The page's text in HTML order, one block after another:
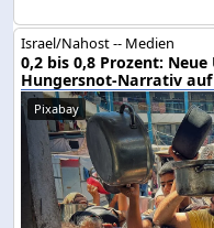
Israel/Nahost -- Medien
0,2 bis 0,8 Prozent:
Hungersnot-Narrativ
Pixabay